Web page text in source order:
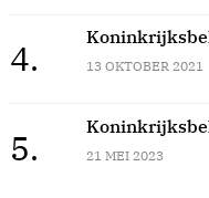
4. 13 OKTOBER 2021
5. 21 MEI 2023